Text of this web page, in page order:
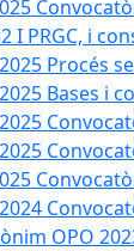
I PRGC, i
Procés
Bases i
OPO